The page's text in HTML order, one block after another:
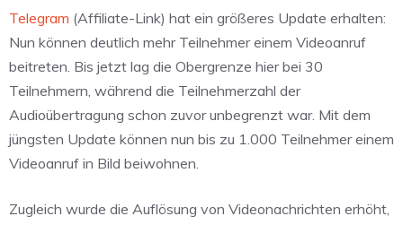
Telegram (Affiliate-Link) hat ein größeres Update erhalten:
Nun können deutlich mehr Teilnehmer einem Videoanruf
beitreten. Bis jetzt lag die Obergrenze hier bei 30
Teilnehmern, während die Teilnehmerzahl der
Audioübertragung schon zuvor unbegrenzt war. Mit dem
jüngsten Update können nun bis zu 1.000 Teilnehmer einem
Videoanruf in Bild beiwohnen.
Zugleich wurde die Auflösung von Videonachrichten erhöht,